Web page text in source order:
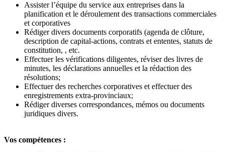
Assister l’équipe du service aux entreprises dans la
planification et le déroulement des transactions commerciales
et corporatives
Rédiger divers documents corporatifs (agenda de clôture,
description de capital-actions, contrats et ententes, statuts de
constitution, , etc.
Effectuer les vérifications diligentes, réviser des livres de
minutes, les déclarations annuelles et la rédaction des
résolutions;
Effectuer des recherches corporatives et effectuer des
enregistrements extra-provinciaux;
Rédiger diverses correspondances, mémos ou documents
juridiques divers.
Vos compétences :